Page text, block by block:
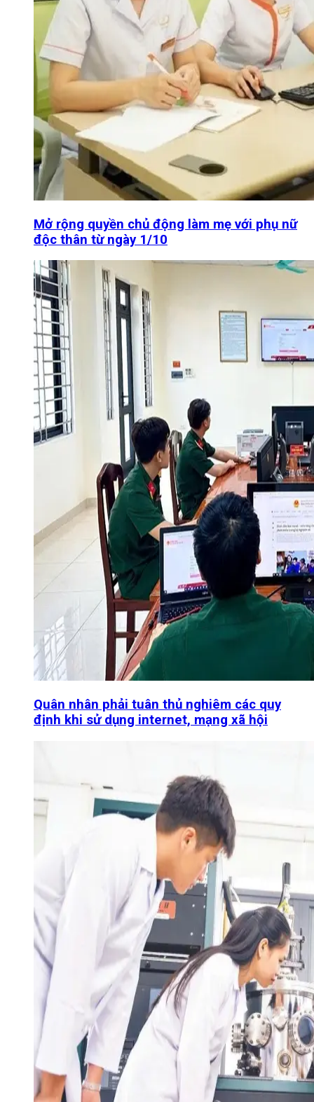
Mở rộng quyền chủ động làm mẹ với phụ nữ
độc thân từ ngày 1/10
Quân nhân phải tuân thủ nghiêm các quy
định khi sử dụng internet, mạng xã hội